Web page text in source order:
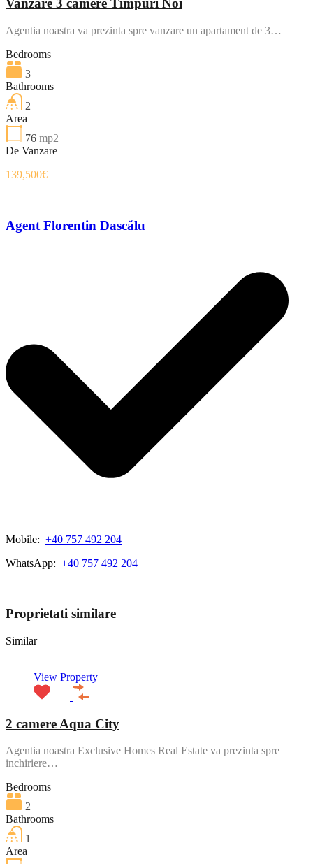
Vanzare 3 camere Timpuri Noi
Agentia noastra va prezinta spre vanzare un apartament de 3…
Bedrooms
3
Bathrooms
2
Area
76 mp2
De Vanzare
139,500€
Agent Florentin Dascălu
Mobile: +40 757 492 204
WhatsApp: +40 757 492 204
Proprietati similare
Similar
View Property
2 camere Aqua City
Agentia noastra Exclusive Homes Real Estate va prezinta spre
inchiriere…
Bedrooms
2
Bathrooms
1
Area